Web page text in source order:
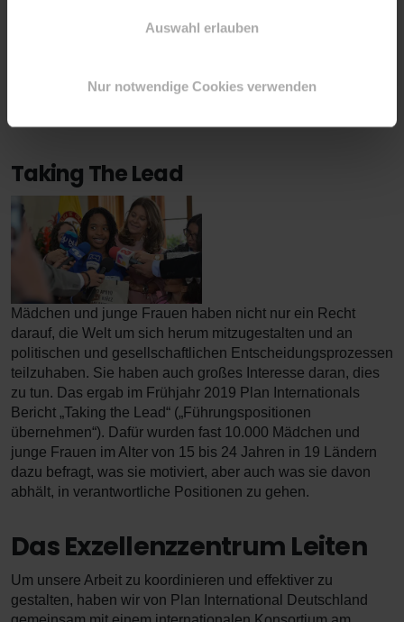
Auswahl erlauben
Nur notwendige Cookies verwenden
fordern gleiche Chancen und gleiche Möglichkeiten -
aktive Mitglieder der Gesellschaft geschätzt und in ihrem
Taking The Lead
Mädchen und junge Frauen haben nicht nur ein Recht
darauf, die Welt um sich herum mitzugestalten und an
politischen und gesellschaftlichen Entscheidungsprozessen
teilzuhaben. Sie haben auch großes Interesse daran, dies
zu tun. Das ergab im Frühjahr 2019 Plan Internationals
Bericht „Taking the Lead“ („Führungspositionen
übernehmen“). Dafür wurden fast 10.000 Mädchen und
junge Frauen im Alter von 15 bis 24 Jahren in 19 Ländern
dazu befragt, was sie motiviert, aber auch was sie davon
abhält, in verantwortliche Positionen zu gehen.
Das Exzellenzzentrum Leiten
Um unsere Arbeit zu koordinieren und effektiver zu
gestalten, haben wir von Plan International Deutschland